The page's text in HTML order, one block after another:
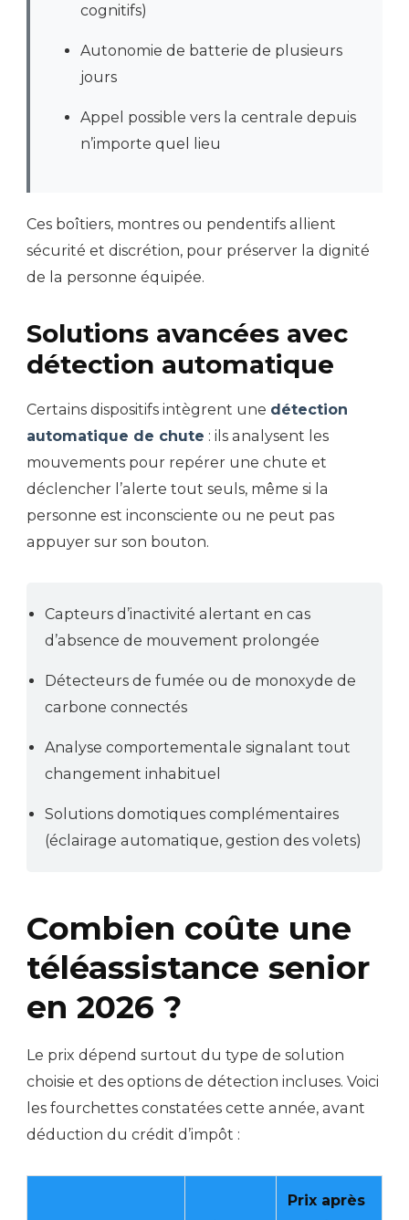
cognitifs)
Autonomie de batterie de plusieurs
jours
Appel possible vers la centrale depuis
n’importe quel lieu
Ces boîtiers, montres ou pendentifs allient
sécurité et discrétion, pour préserver la dignité
de la personne équipée.
Solutions avancées avec
détection automatique
Certains dispositifs intègrent une détection
automatique de chute : ils analysent les
mouvements pour repérer une chute et
déclencher l’alerte tout seuls, même si la
personne est inconsciente ou ne peut pas
appuyer sur son bouton.
Capteurs d’inactivité alertant en cas
d’absence de mouvement prolongée
Détecteurs de fumée ou de monoxyde de
carbone connectés
Analyse comportementale signalant tout
changement inhabituel
Solutions domotiques complémentaires
(éclairage automatique, gestion des volets)
Combien coûte une
téléassistance senior
en 2026 ?
Le prix dépend surtout du type de solution
choisie et des options de détection incluses. Voici
les fourchettes constatées cette année, avant
déduction du crédit d’impôt :
Prix après